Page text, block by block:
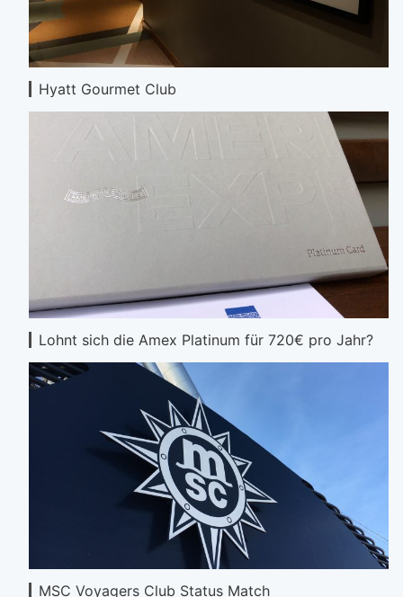
Hyatt Gourmet Club
Lohnt sich die Amex Platinum für 720€ pro Jahr?
MSC Voyagers Club Status Match